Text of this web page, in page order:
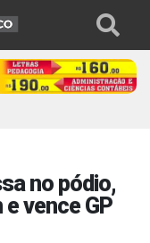
no pódio,
vence GP